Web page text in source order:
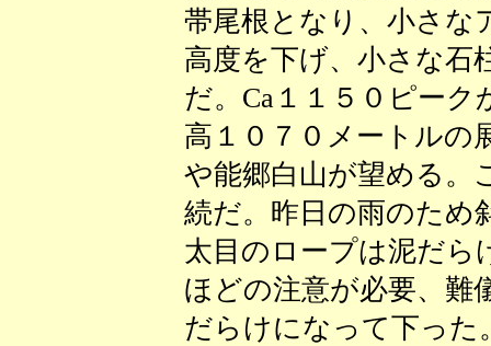
帯尾根となり、小さな
高度を下げ、小さな石
だ。Ca１１５０ピー
高１０７０メートルの
や能郷白山が望める。
続だ。昨日の雨のため
太目のロープは泥だら
ほどの注意が必要、難
だらけになって下った